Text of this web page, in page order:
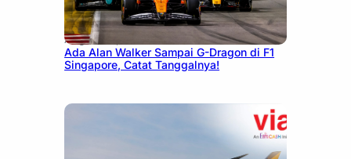
August 13, 2025
Ada Alan Walker Sampai G-Dragon di F1
Singapore, Catat Tanggalnya!